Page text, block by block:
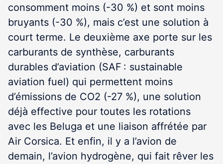
consomment moins (-30 %) et sont moins
bruyants (-30 %), mais c’est une solution à
court terme. Le deuxième axe porte sur les
carburants de synthèse, carburants
durables d’aviation (SAF : sustainable
aviation fuel) qui permettent moins
d’émissions de CO2 (-27 %), une solution
déjà effective pour toutes les rotations
avec les Beluga et une liaison affrétée par
Air Corsica. Et enfin, il y a l’avion de
demain, l’avion hydrogène, qui fait rêver les